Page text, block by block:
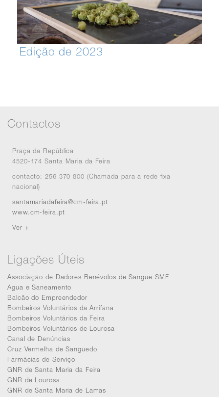
Edição de 2023
Contactos
Praça da República
4520-174 Santa Maria da Feira
contacto: 256 370 800 (Chamada para a rede fixa
nacional)
santamariadafeira@cm-feira.pt
www.cm-feira.pt
Ver +
Ligações Úteis
Associação de Dadores Benévolos de Sangue SMF
Agua e Saneamento
Balcão do Empreendedor
Bombeiros Voluntários da Arrifana
Bombeiros Voluntários da Feira
Bombeiros Voluntários de Lourosa
Canal de Denúncias
Cruz Vermelha de Sanguedo
Farmácias de Serviço
GNR de Santa Maria da Feira
GNR de Lourosa
GNR de Santa Maria de Lamas